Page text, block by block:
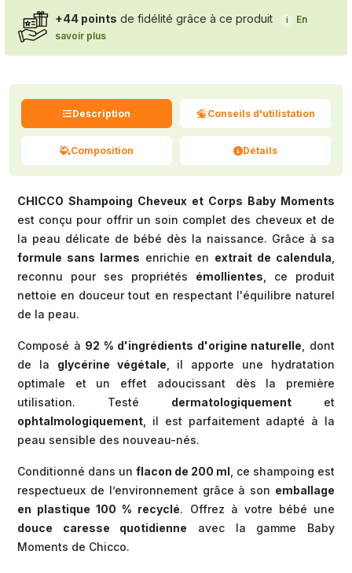
+44 points de fidélité grâce à ce produit i
En
savoir plus
Description Conseils d'utilistation
Composition Détails
CHICCO Shampoing Cheveux et Corps Baby Moments
est conçu pour offrir un soin complet des cheveux et de
la peau délicate de bébé dès la naissance. Grâce à sa
formule sans larmes enrichie en extrait de calendula
reconnu pour ses propriétés émollientes , ce produit
nettoie en douceur tout en respectant l'équilibre naturel
de la peau.
Composé à 92 % d'ingrédients d'origine naturelle , dont
de la glycérine végétale , il apporte une hydratation
optimale et un effet adoucissant dès la première
utilisation. Testé dermatologiquement et
ophtalmologiquement , il est parfaitement adapté à la
peau sensible des nouveau-nés.
Conditionné dans un flacon de 200 ml , ce shampoing est
respectueux de l’environnement grâce à son emballage
en plastique 100 % recyclé. Offrez à votre bébé une
douce caresse quotidienne avec la gamme Baby
Moments de Chicco.